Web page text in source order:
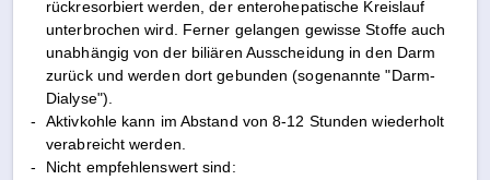
rückresorbiert werden, der enterohepatische Kreislauf
unterbrochen wird. Ferner gelangen gewisse Stoffe auch
unabhängig von der biliären Ausscheidung in den Darm
zurück und werden dort gebunden (sogenannte "Darm-
Dialyse").
-
Aktivkohle kann im Abstand von 8-12 Stunden wiederholt
verabreicht werden.
-
Nicht empfehlenswert sind: